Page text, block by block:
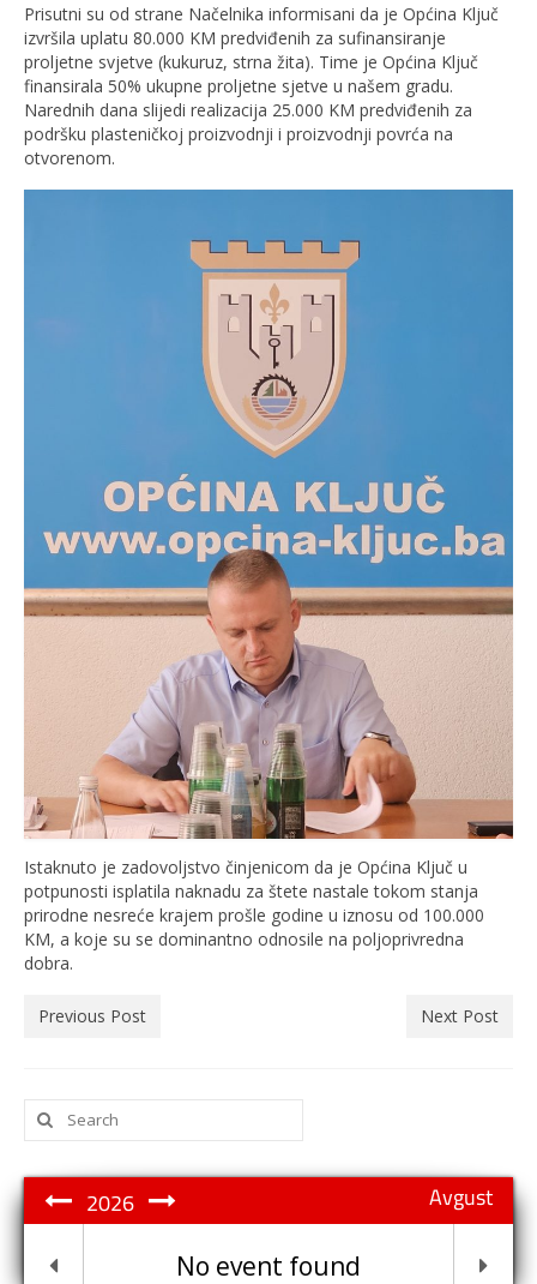
Prisutni su od strane Načelnika informisani da je Općina Ključ
izvršila uplatu 80.000 KM predviđenih za sufinansiranje
proljetne svjetve (kukuruz, strna žita). Time je Općina Ključ
finansirala 50% ukupne proljetne sjetve u našem gradu.
Narednih dana slijedi realizacija 25.000 KM predviđenih za
podršku plasteničkoj proizvodnji i proizvodnji povrća na
otvorenom.
Istaknuto je zadovoljstvo činjenicom da je Općina Ključ u
potpunosti isplatila naknadu za štete nastale tokom stanja
prirodne nesreće krajem prošle godine u iznosu od 100.000
KM, a koje su se dominantno odnosile na poljoprivredna
dobra.
Previous Post Next Post
Search
for:
Avgust
2026
No event found